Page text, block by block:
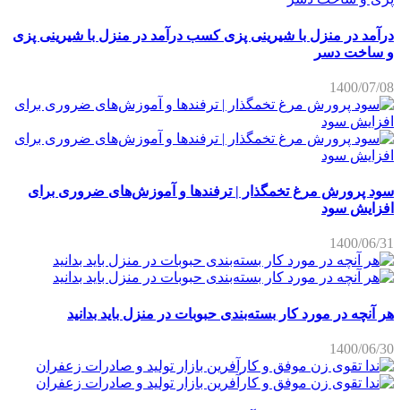
درآمد در منزل با شیرینی پزی کسب درآمد در منزل با شیرینی پزی
و ساخت دسر
1400/07/08
سود پرورش مرغ تخمگذار | ترفندها و آموزش‌های ضروری برای
افزایش سود
1400/06/31
هر آنچه در مورد کار بسته‌بندی حبوبات در منزل باید بدانید
1400/06/30